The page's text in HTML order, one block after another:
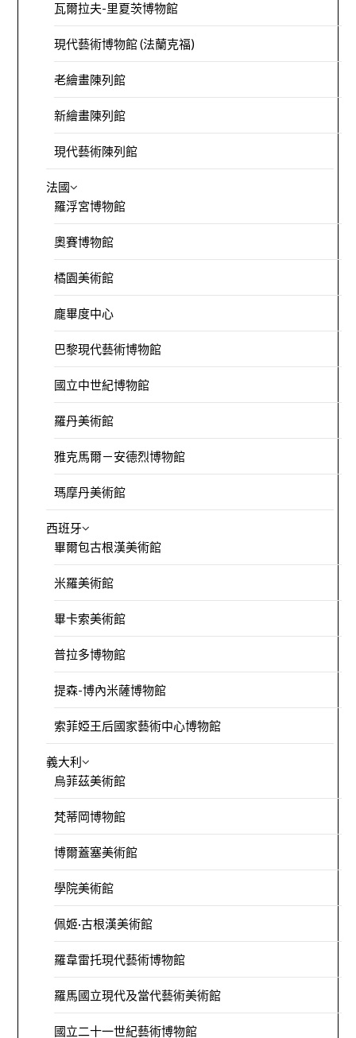
瓦爾拉夫-里夏茨博物館
現代藝術博物館 (法蘭克福)
老繪畫陳列館
新繪畫陳列館
現代藝術陳列館
法國
羅浮宮博物館
奧賽博物館
橘園美術館
龐畢度中心
巴黎現代藝術博物館
國立中世紀博物館
羅丹美術館
雅克馬爾－安德烈博物館
瑪摩丹美術館
西班牙
畢爾包古根漢美術館
米羅美術館
畢卡索美術館
普拉多博物館
提森-博內米薩博物館
索菲婭王后國家藝術中心博物館
義大利
烏菲茲美術館
梵蒂岡博物館
博爾蓋塞美術館
學院美術館
佩姬·古根漢美術館
羅韋雷托現代藝術博物館
羅馬國立現代及當代藝術美術館
國立二十一世紀藝術博物館